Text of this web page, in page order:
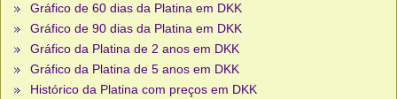
Gráfico de 60 dias da Platina em DKK
Gráfico de 90 dias da Platina em DKK
Gráfico da Platina de 2 anos em DKK
Gráfico da Platina de 5 anos em DKK
Histórico da Platina com preços em DKK